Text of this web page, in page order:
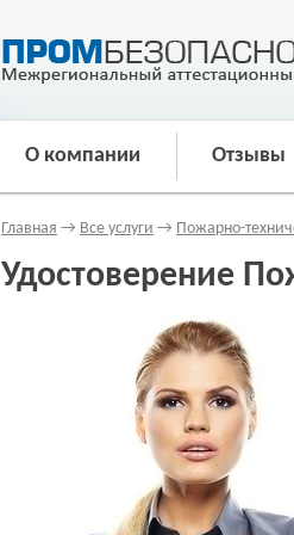
О компании Отзывы
Главная → Все услуги → Пожарно-
Удостоверение